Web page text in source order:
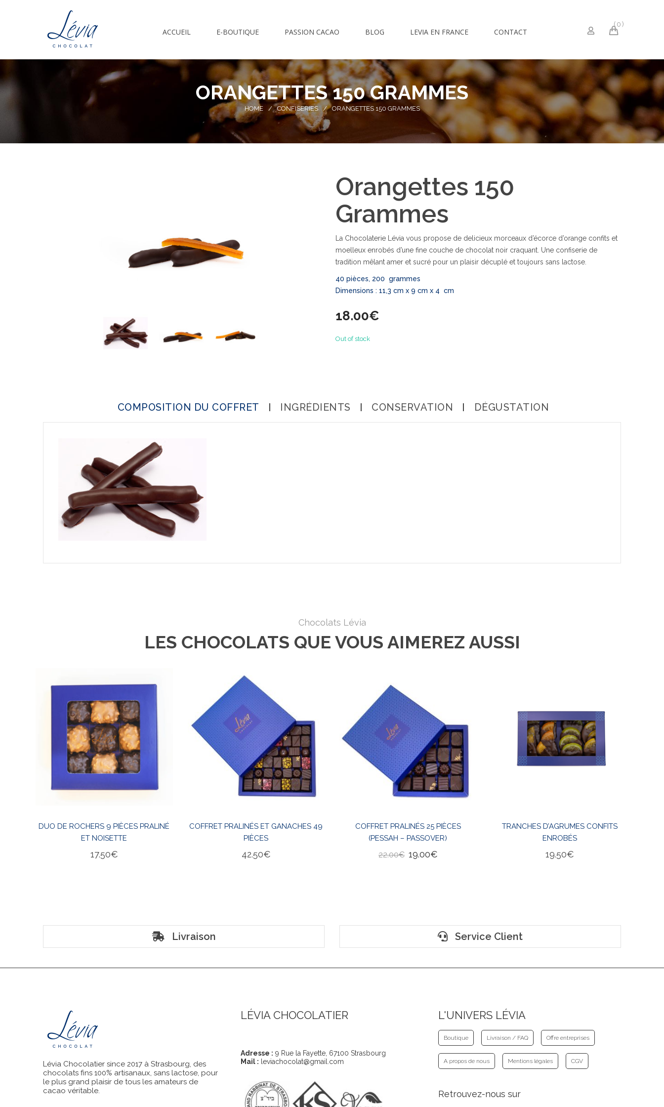
ACCUEIL E-BOUTIQUE PASSION CACAO BLOG LEVIA EN FRANCE CONTACT
0
ORANGETTES 150 GRAMMES
HOME / CONFISERIES / ORANGETTES 150 GRAMMES
Orangettes 150
Grammes
La Chocolaterie Lévia vous propose de delicieux morceaux d’écorce d’orange confits et
moelleux enrobés d’une fine couche de chocolat noir craquant. Une confiserie de
tradition mêlant amer et sucré pour un plaisir décuplé et toujours sans lactose.
40 pièces, 200 grammes
Dimensions : 11,3 cm x 9 cm x 4 cm
18.00€
Out of stock
COMPOSITION DU COFFRET INGRÉDIENTS CONSERVATION DÉGUSTATION
Chocolats Lévia
LES CHOCOLATS QUE VOUS AIMEREZ AUSSI
DUO DE ROCHERS 9 PIÈCES PRALINÉ
ET NOISETTE
17.50€
COFFRET PRALINÉS ET GANACHES 49
PIÈCES
42.50€
COFFRET PRALINÉS 25 PIÈCES
(PESSAH – PASSOVER)
22.00€ 19.00€
TRANCHES D’AGRUMES CONFITS
ENROBÉS
19.50€
Livraison Service Client
Lévia Chocolatier since 2017 à Strasbourg, des
chocolats fins 100% artisanaux, sans lactose, pour
le plus grand plaisir de tous les amateurs de
cacao véritable.
LÉVIA CHOCOLATIER
Adresse : 9 Rue la Fayette, 67100 Strasbourg
Mail : leviachocolat@gmail.com
L'UNIVERS LÉVIA
Boutique Livraison / FAQ Offre entreprises
A propos de nous Mentions légales CGV
Retrouvez-nous sur